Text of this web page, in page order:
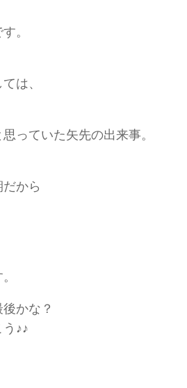
。
は、
っていた矢先の出来事。
から
かな？
♪♪